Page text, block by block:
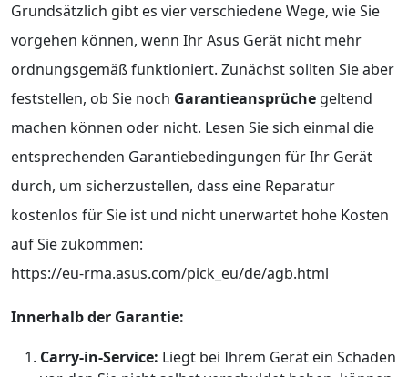
Grundsätzlich gibt es vier verschiedene Wege, wie Sie
vorgehen können, wenn Ihr Asus Gerät nicht mehr
ordnungsgemäß funktioniert. Zunächst sollten Sie aber
feststellen, ob Sie noch Garantieansprüche geltend
machen können oder nicht. Lesen Sie sich einmal die
entsprechenden Garantiebedingungen für Ihr Gerät
durch, um sicherzustellen, dass eine Reparatur
kostenlos für Sie ist und nicht unerwartet hohe Kosten
auf Sie zukommen:
https://eu-rma.asus.com/pick_eu/de/agb.html
Innerhalb der Garantie:
Carry-in-Service: Liegt bei Ihrem Gerät ein Schaden